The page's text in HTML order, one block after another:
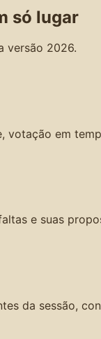
só lugar
versão 2026.
em
e suas
da sessão,